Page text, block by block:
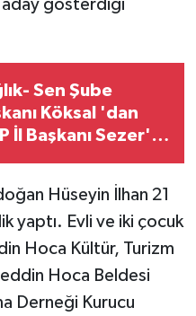
aday gösterdiği
Sen Şube
Köksal 'dan
İl Başkanı Sezer'e
Hüseyin İlhan 21
yaptı. Evli ve iki çocuk
Hoca Kültür, Turizm
Hoca Beldesi
Derneği Kurucu